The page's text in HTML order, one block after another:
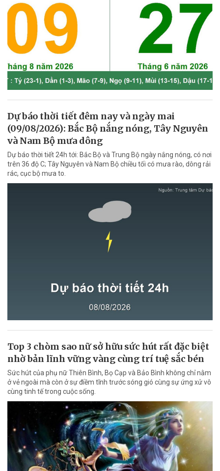
Dự báo thời tiết đêm nay và ngày mai
(09/08/2026): Bắc Bộ nắng nóng, Tây Nguyên
và Nam Bộ mưa dông
Dự báo thời tiết 24h tới: Bắc Bộ và Trung Bộ ngày nắng nóng, có nơi
trên 36 độ C; Tây Nguyên và Nam Bộ chiều tối có mưa rào, dông rải
rác, cục bộ mưa to.
Top 3 chòm sao nữ sở hữu sức hút rất đặc biệt
nhờ bản lĩnh vững vàng cùng trí tuệ sắc bén
Sức hút của phụ nữ Thiên Bình, Bọ Cạp và Bảo Bình không chỉ nằm
ở vẻ ngoài mà còn ở sự điềm tĩnh trước sóng gió cùng sự ứng xử vô
cùng tinh tế trong cuộc sống.